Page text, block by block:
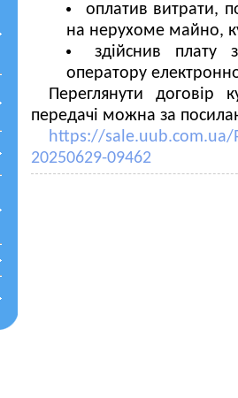
оплатив витрати,
на нерухоме майно,
здійснив плату
оператору
Переглянути договір
передачі можна за
https://sale.uub.com.ua/
20250629-09462